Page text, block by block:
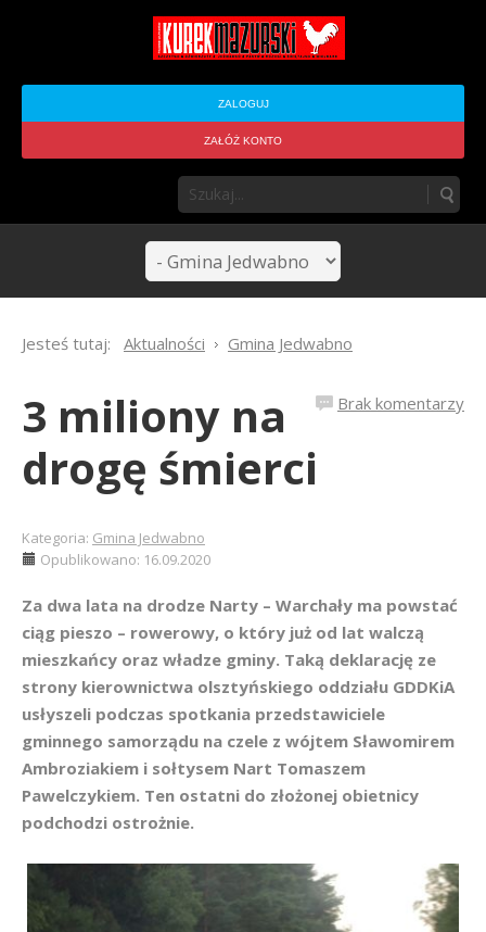
ZALOGUJ
ZAŁÓŻ KONTO
Jesteś tutaj: Aktualności Gmina Jedwabno
Brak komentarzy
3 miliony na
drogę śmierci
Kategoria: Gmina Jedwabno
Opublikowano: 16.09.2020
Za dwa lata na drodze Narty – Warchały ma powstać
ciąg pieszo – rowerowy, o który już od lat walczą
mieszkańcy oraz władze gminy. Taką deklarację ze
strony kierownictwa olsztyńskiego oddziału GDDKiA
usłyszeli podczas spotkania przedstawiciele
gminnego samorządu na czele z wójtem Sławomirem
Ambroziakiem i sołtysem Nart Tomaszem
Pawelczykiem. Ten ostatni do złożonej obietnicy
podchodzi ostrożnie.